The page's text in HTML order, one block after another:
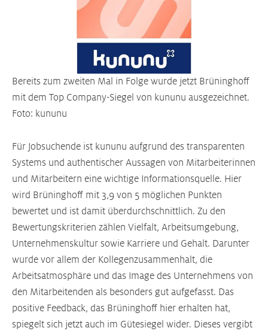
Bereits zum zweiten Mal in Folge wurde jetzt Brüninghoff
mit dem Top Company-Siegel von kununu ausgezeichnet.
Foto: kununu
Für Jobsuchende ist kununu aufgrund des transparenten
Systems und authentischer Aussagen von Mitarbeiterinnen
und Mitarbeitern eine wichtige Informationsquelle. Hier
wird Brüninghoff mit 3,9 von 5 möglichen Punkten
bewertet und ist damit überdurchschnittlich. Zu den
Bewertungskriterien zählen Vielfalt, Arbeitsumgebung,
Unternehmenskultur sowie Karriere und Gehalt. Darunter
wurde vor allem der Kollegenzusammenhalt, die
Arbeitsatmosphäre und das Image des Unternehmens von
den Mitarbeitenden als besonders gut aufgefasst. Das
positive Feedback, das Brüninghoff hier erhalten hat,
spiegelt sich jetzt auch im Gütesiegel wider. Dieses vergibt